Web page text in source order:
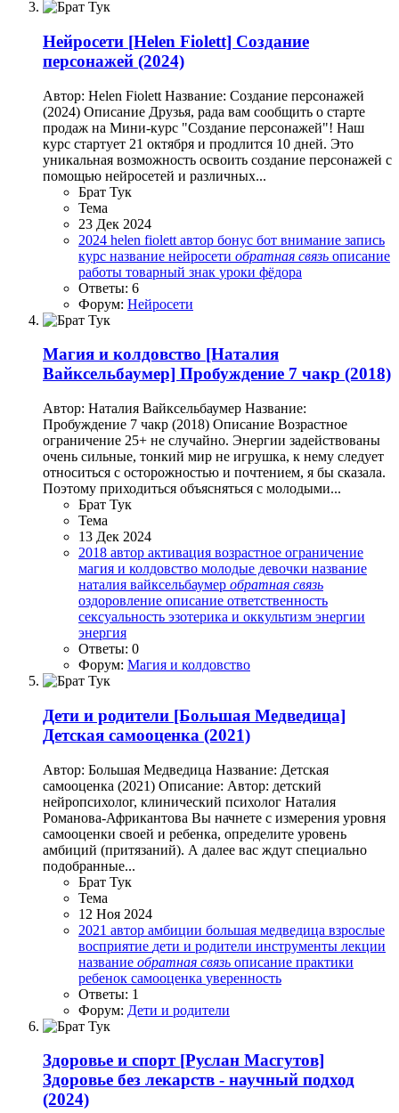
Нейросети [Helen Fiolett] Создание
персонажей (2024)
Автор: Helen Fiolett Название: Создание персонажей
(2024) Описание Друзья, рада вам сообщить о старте
продаж на Мини-курс "Создание персонажей"! Наш
курс стартует 21 октября и продлится 10 дней. Это
уникальная возможность освоить создание персонажей с
помощью нейросетей и различных...
Брат Тук
Тема
23 Дек 2024
2024 helen fiolett автор бонус бот внимание запись
курс название нейросети обратная связь описание
работы товарный знак уроки фёдора
Ответы: 6
Форум: Нейросети
Магия и колдовство [Наталия
Вайксельбаумер] Пробуждение 7 чакр (2018)
Автор: Наталия Вайксельбаумер Название:
Пробуждение 7 чакр (2018) Описание Возрастное
ограничение 25+ не случайно. Энергии задействованы
очень сильные, тонкий мир не игрушка, к нему следует
относиться с осторожностью и почтением, я бы сказала.
Поэтому приходиться объясняться с молодыми...
Брат Тук
Тема
13 Дек 2024
2018 автор активация возрастное ограничение
магия и колдовство молодые девочки название
наталия вайксельбаумер обратная связь
оздоровление описание ответственность
сексуальность эзотерика и оккультизм энергии
энергия
Ответы: 0
Форум: Магия и колдовство
Дети и родители [Большая Медведица]
Детская самооценка (2021)
Автор: Большая Медведица Название: Детская
самооценка (2021) Описание: Автор: детский
нейропсихолог, клинический психолог Наталия
Романова-Африкантова Вы начнете с измерения уровня
самооценки своей и ребенка, определите уровень
амбиций (притязаний). А далее вас ждут специально
подобранные...
Брат Тук
Тема
12 Ноя 2024
2021 автор амбиции большая медведица взрослые
восприятие дети и родители инструменты лекции
название обратная связь описание практики
ребенок самооценка уверенность
Ответы: 1
Форум: Дети и родители
Здоровье и спорт [Руслан Масгутов]
Здоровье без лекарств - научный подход
(2024)